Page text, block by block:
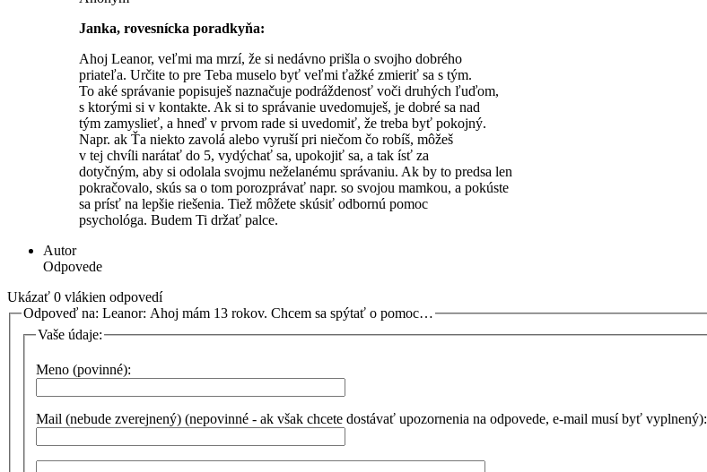
Janka, rovesnícka poradkyňa:
Ahoj Leanor, veľmi ma mrzí, že si nedávno prišla o svojho dobrého
priateľa. Určite to pre Teba muselo byť veľmi ťažké zmieriť sa s tým.
To aké správanie popisuješ naznačuje podráždenosť voči druhých ľuďom,
s ktorými si v kontakte. Ak si to správanie uvedomuješ, je dobré sa nad
tým zamyslieť, a hneď v prvom rade si uvedomiť, že treba byť pokojný.
Napr. ak Ťa niekto zavolá alebo vyruší pri niečom čo robíš, môžeš
v tej chvíli narátať do 5, vydýchať sa, upokojiť sa, a tak ísť za
dotyčným, aby si odolala svojmu neželanému správaniu. Ak by to predsa len
pokračovalo, skús sa o tom porozprávať napr. so svojou mamkou, a pokúste
sa prísť na lepšie riešenia. Tiež môžete skúsiť odbornú pomoc
psychológa. Budem Ti držať palce.
Autor
Odpovede
Ukázať 0 vlákien odpovedí
Odpoveď na: Leanor: Ahoj mám 13 rokov. Chcem sa spýtať o pomoc…
Vaše údaje:
Meno (povinné):
Mail (nebude zverejnený) (nepovinné - ak však chcete dostávať upozornenia na odpovede, e-mail musí byť vyplnený):